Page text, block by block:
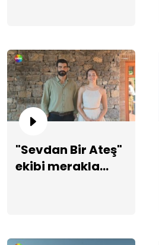
"Sevdan Bir Ateş"
ekibi merakla